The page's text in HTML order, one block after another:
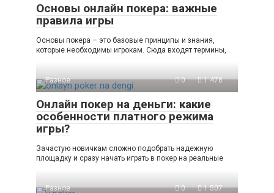
Основы онлайн покера: важные
правила игры
Основы покера – это базовые принципы и знания,
которые необходимы игрокам. Сюда входят термины,
Разное 0 1 478
Онлайн покер на деньги: какие
особенности платного режима
игры?
Зачастую новичкам сложно подобрать надежную
площадку и сразу начать играть в покер на реальные
Разное 0 1 507